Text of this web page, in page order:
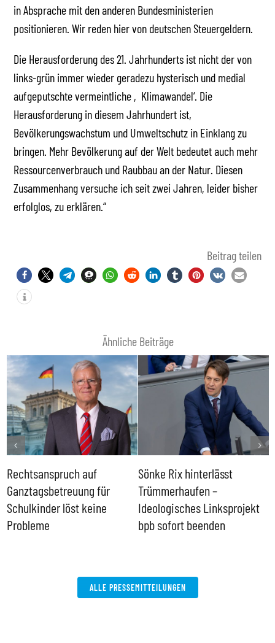
in Absprache mit den anderen Bundesministerien
positionieren. Wir reden hier von deutschen Steuergeldern.
Die Herausforderung des 21. Jahrhunderts ist nicht der von
links-grün immer wieder geradezu hysterisch und medial
aufgeputschte vermeintliche ‚Klimawandel‘. Die
Herausforderung in diesem Jahrhundert ist,
Bevölkerungswachstum und Umweltschutz in Einklang zu
bringen. Mehr Bevölkerung auf der Welt bedeutet auch mehr
Ressourcenverbrauch und Raubbau an der Natur. Diesen
Zusammenhang versuche ich seit zwei Jahren, leider bisher
erfolglos, zu erklären.“
Beitrag teilen
Ähnliche Beiträge
Rechtsanspruch auf
Ganztagsbetreuung für
Schulkinder löst keine
Probleme
Sönke Rix hinterlässt
Trümmerhaufen –
Ideologisches Linksprojekt
bpb sofort beenden
ALLE PRESSEMITTEILUNGEN